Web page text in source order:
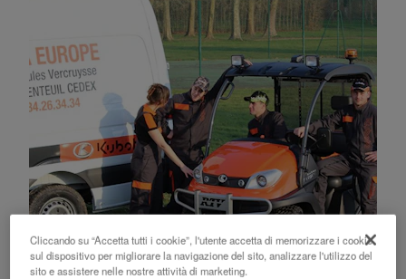
Cliccando su “Accetta tutti i cookie”, l'utente accetta di memorizzare i cookie
sul dispositivo per migliorare la navigazione del sito, analizzare l'utilizzo del
sito e assistere nelle nostre attività di marketing.